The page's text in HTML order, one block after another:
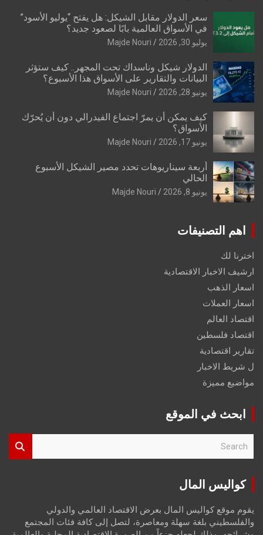
سعر الدولار مقابل الشيكل: هل يفتح “يوليو الأسود”
في الأسواق العالمية بابًا لصعود جديد؟
يوليو 30, 2026 Majde Nouri
الدولار شيكل وناسداك تحت المجهر.. كيف ستؤثر
البيانات والتقارير على الأسواق هذا الأسبوع؟
يونيو 28, 2026 Majde Nouri
كيف يمكن أن يمرّ اجتماع الفيدرالي دون أن يُحرّك
الأسواق؟
يونيو 17, 2026 Majde Nouri
أربعة سيناريوهات تحدد مصير الشيكل الأسبوع
الحالي
يونيو 8, 2026 Majde Nouri
اهم التصنيفات
اخترنا لك
ارشيف الاخبار الاقتصادية
اسعار الذهب
اسعار العملات
اقتصاد العالم
اقتصاد فلسطين
تقارير اقتصادية
ل شريط الاخبار
مواضيع مميزة
ابحث في الموقع
r
كواليس المال
يقوم موقع كواليس المال بعرض الاقتصاد العالمي والدولي
والفلسطيني بلغة سهلة ومعاصرة، لتصل إلى كافة فئات المجتمع